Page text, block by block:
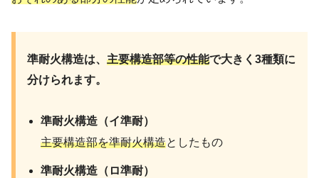
準耐火構造は、 主要構造部等の性能で大きく3種類に
分けられます。
準耐火構造（イ準耐）
主要構造部を準耐火構造としたもの
準耐火構造（ロ準耐）